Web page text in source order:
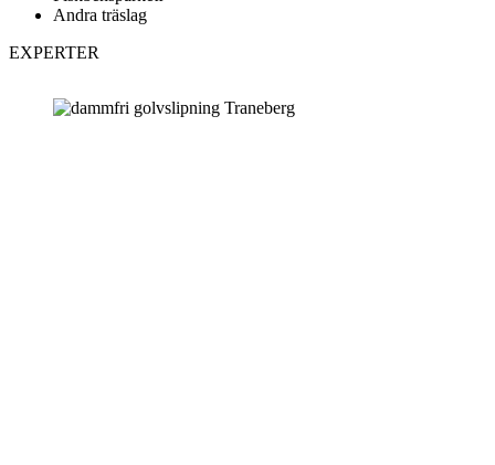
Andra träslag
EXPERTER